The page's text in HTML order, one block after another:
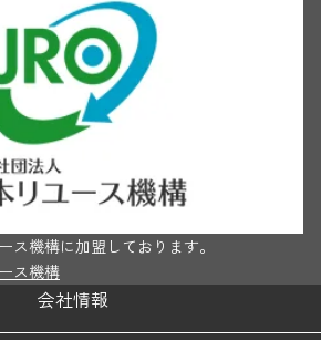
ス機構に加盟しております。
ス機構
会社情報